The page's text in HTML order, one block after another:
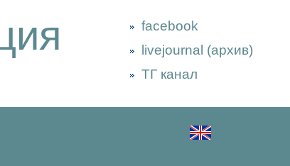
facebook
livejournal (архив)
ТГ канал